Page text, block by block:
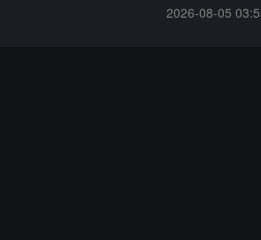
2026-08-05